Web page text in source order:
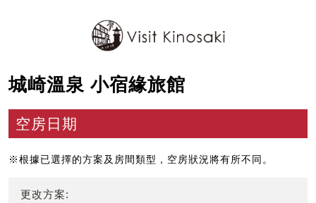
城崎溫泉 小宿緣旅館
空房日期
※根據已選擇的方案及房間類型，空房狀況將有所不同。
更改方案: